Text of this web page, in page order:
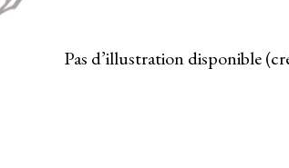
Pas d’illustration disponible